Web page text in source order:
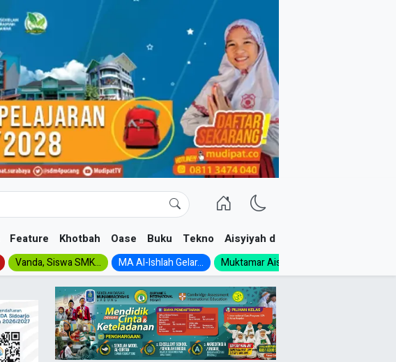
Feature Khotbah Oase Buku Tekno Aisyiyah dan NA
Vanda, Siswa SMK... MA Al-Ishlah Gelar... Muktamar Aisyiyah 1926:...